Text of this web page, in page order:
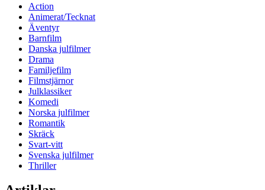
Action
Animerat/Tecknat
Äventyr
Barnfilm
Danska julfilmer
Drama
Familjefilm
Filmstjärnor
Julklassiker
Komedi
Norska julfilmer
Romantik
Skräck
Svart-vitt
Svenska julfilmer
Thriller